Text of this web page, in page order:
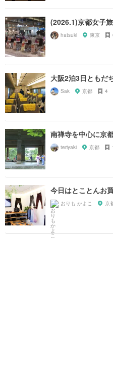
(2026.1)京都女子旅
hatsuki 東京
大阪2泊3日ともだ
Sak 京都 4
南禅寺を中心に京
teriyaki 京都
今日はとことんお
おりも かよこ 京